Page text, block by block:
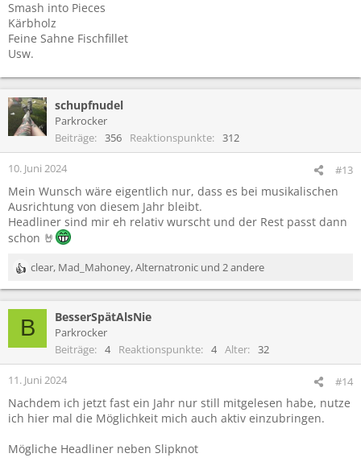
Smash into Pieces
Kärbholz
Feine Sahne Fischfillet
Usw.
schupfnudel
Parkrocker
Beiträge
356 Reaktionspunkte 312
10. Juni 2024 #13
Mein Wunsch wäre eigentlich nur, dass es bei musikalischen
Ausrichtung von diesem Jahr bleibt.
Headliner sind mir eh relativ wurscht und der Rest passt dann
schon 🤘
R
e
i
n
n
:
clear, Mad_Mahoney,Alternatronic und 2 andere
B BesserSpätAlsNie
Parkrocker
Beiträge
4 Reaktionspunkte 4 Alter 32
11. Juni 2024 #14
Nachdem ich jetzt fast ein Jahr nur still mitgelesen habe, nutze
ich hier mal die Möglichkeit mich auch aktiv einzubringen.
Mögliche Headliner neben Slipknot